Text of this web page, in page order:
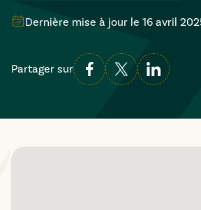
Dernière mise à jour le 16 avril
Partager sur